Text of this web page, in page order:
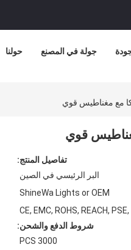
حولنا جولة في المصنع
تفاصيل المنتج:
البر الرئيسي في الصين
ShineWa Lights or OEM
CE, EMC, ROHS, REACH,
شروط الدفع والشحن:
3000 PCS